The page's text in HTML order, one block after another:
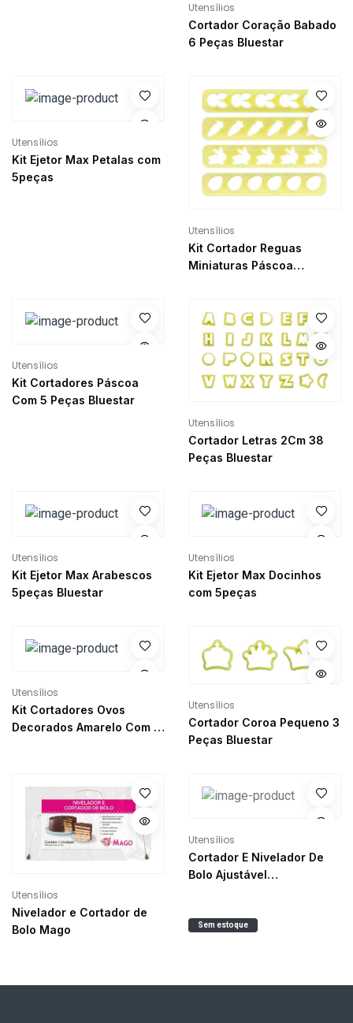
Utensílios
Cortador Coração Babado
6 Peças Bluestar
Utensílios
Kit Ejetor Max Petalas com
5peças
Utensílios
Kit Cortador Reguas
Miniaturas Páscoa
Utensílios
Kit Cortadores Páscoa
Com 5 Peças Bluestar
Utensílios
Cortador Letras 2Cm 38
Peças Bluestar
Utensílios
Kit Ejetor Max Arabescos
5peças Bluestar
Utensílios
Kit Ejetor Max Docinhos
com 5peças
Utensílios
Kit Cortadores Ovos
Decorados Amarelo Com 6
Utensílios
Cortador Coroa Pequeno 3
Peças Bluestar
Utensílios
Nivelador e Cortador de
Bolo Mago
Utensílios
Cortador E Nivelador De
Bolo Ajustável
Sem estoque